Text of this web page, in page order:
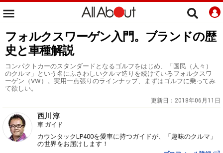
フォルクスワーゲン入門。ブランドの歴
史と車種解説
コンパクトカーのスタンダードとなるゴルフをはじめ、「国民（人々）
のクルマ」という名にふさわしいクルマ造りを続けているフォルクスワ
ーゲン（VW）。実用一点張りのラインナップ、まずはゴルフに乗ってみ
て欲しい。
更新日： 2018年06月11日
西川 淳
車 ガイド
カウンタックLP400を愛車に持つガイドが、「趣味のクルマ」
の世界をお届けします！